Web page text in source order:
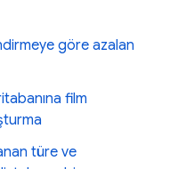
göre azalan
film
türe ve